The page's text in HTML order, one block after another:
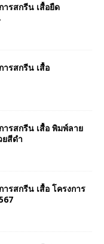
ารสกรีน เสื้อยืด
ารสกรีน เสื้อ
ารสกรีน เสื้อ พิมพ์ลาย
ยสีดำ
ารสกรีน เสื้อ โครงการ